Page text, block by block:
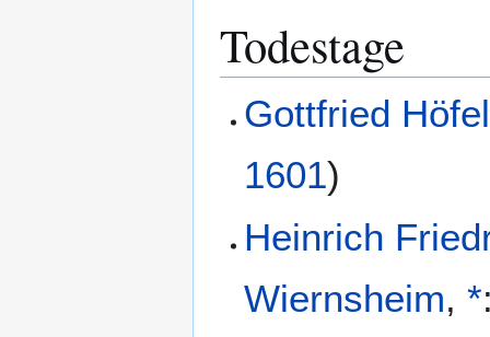
Todestage
Gottfried Höfel
1601)
Heinrich
Wiernsheim,*